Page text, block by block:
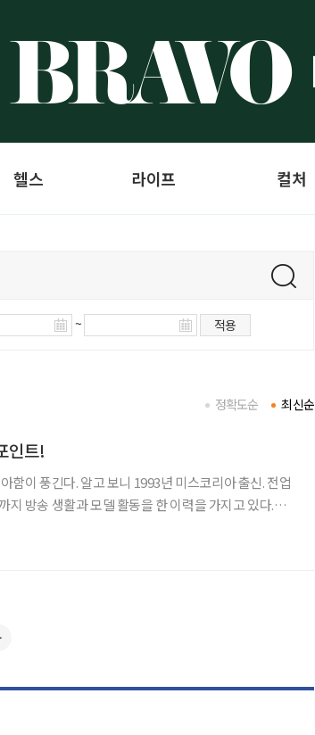
헬스 라이프 컬처
~ 적용
최신순
정확도순
인트!
함이 풍긴다. 알고 보니 1993년 미스코리아 출신. 전업
지 방송 생활과 모델 활동을 한 이력을 가지고 있다.